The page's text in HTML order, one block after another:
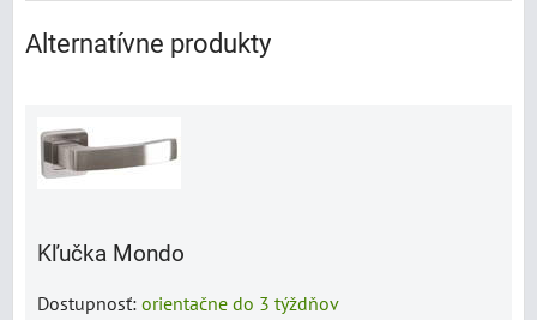
Alternatívne produkty
Kľučka Mondo
Dostupnosť: orientačne do 3 týždňov